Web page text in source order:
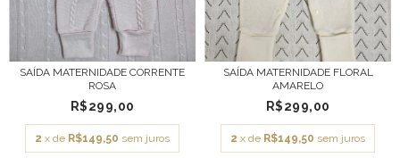
SAÍDA MATERNIDADE CORRENTE
ROSA
R$299,00
2 x de R$149,50 sem juros
SAÍDA MATERNIDADE FLORAL
AMARELO
R$299,00
2 x de R$149,50 sem juros